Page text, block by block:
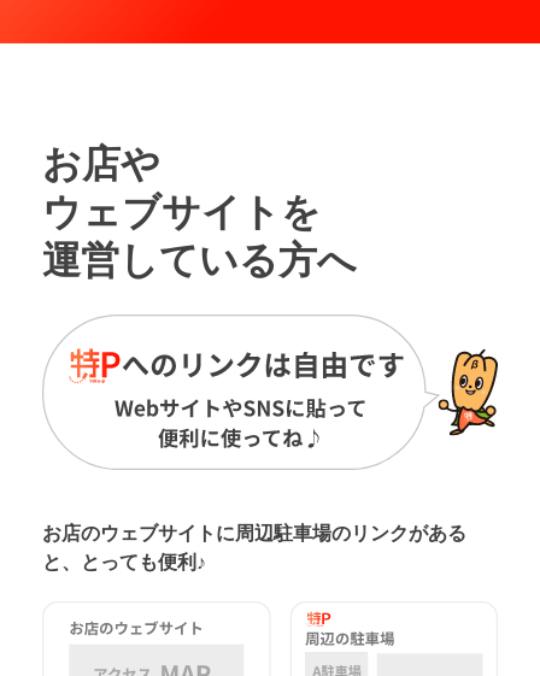
お店や
ウェブサイトを
運営している方へ
お店のウェブサイトに周辺駐車場のリンクがある
と、とっても便利♪